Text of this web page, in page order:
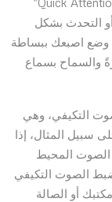
أو التحدث بشكل
وضع اصبعك ببساطة
والسماح بسماع
التكيفي، وهي
سبيل المثال، إذا
المحيط
الصوت التكيفي
أو الصالة